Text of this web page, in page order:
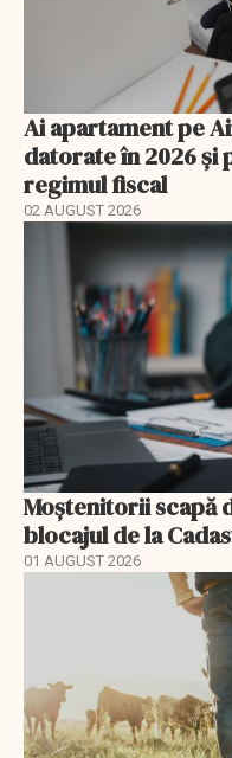
Ai apartament pe
datorate în 2026 și
regimul fiscal
02 AUGUST 2026
Moștenitorii scapă
blocajul de la
01 AUGUST 2026